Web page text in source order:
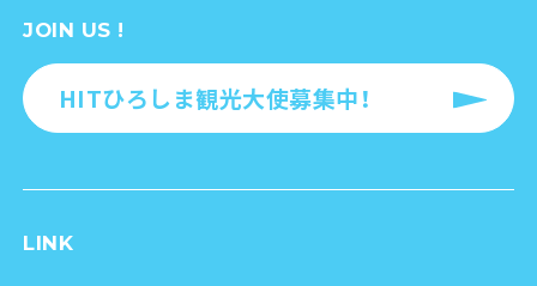
JOIN US !
HITひろしま観光大使募集中！
LINK